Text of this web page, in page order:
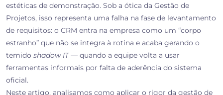
estéticas de demonstração. Sob a ótica da Gestão de
Projetos, isso representa uma falha na fase de levantamento
de requisitos: o CRM entra na empresa como um “corpo
estranho” que não se integra à rotina e acaba gerando o
temido shadow IT— quando a equipe volta a usar
ferramentas informais por falta de aderência do sistema
oficial.
Neste artigo, analisamos como aplicar o rigor da gestão de